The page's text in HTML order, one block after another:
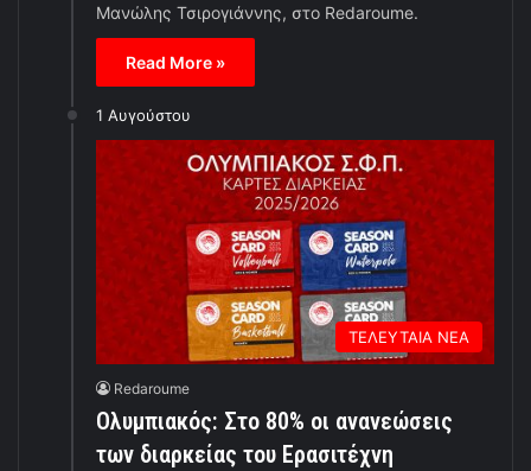
Μανώλης Τσιρογιάννης, στο Redaroume.
Read More »
1 Αυγούστου
ΤΕΛΕΥΤΑΙΑ ΝΕΑ
Redaroume
Ολυμπιακός: Στο 80% οι ανανεώσεις
των διαρκείας του Ερασιτέχνη